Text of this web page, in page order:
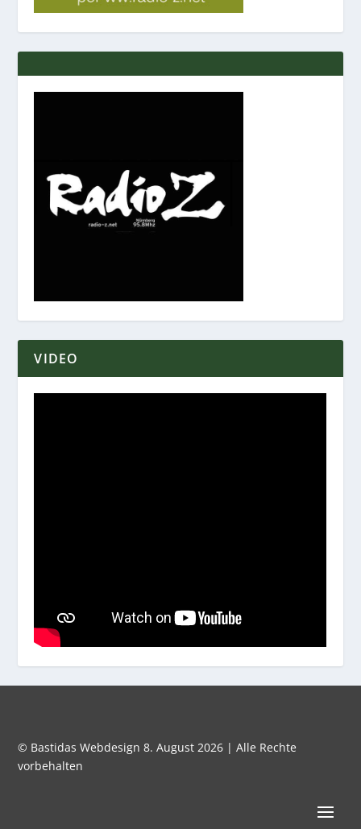
VIDEO
© Bastidas Webdesign 8. August 2026 | Alle Rechte
vorbehalten